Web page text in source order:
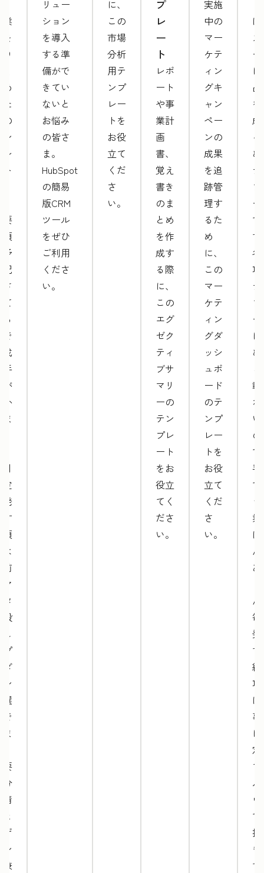
業
の
要
項
予
記
で
成
手
が
か
発
す
項
前
設
プ
ダ
選
で
要
分
情
ザ
兼
リュー
ション
を導入
する準
備がで
きてい
ないと
お悩み
の皆さ
ま。
HubSpot
の簡易
版CRM
ツール
をぜひ
ご利用
くださ
い。
に、
この
市場
分析
用テ
ンプ
レー
トを
お役
立て
くだ
さ
い。
プ
レ
ー
ト
レポ
ート
や事
業計
画
書、
覚え
書き
のま
とめ
を作
成す
る際
に、
この
エグ
ゼク
ティ
ブサ
マリ
ーの
テン
プレ
ート
をお
役立
てく
ださ
い。
実施
中の
マー
ケテ
ィン
グキ
ャン
ペー
ンの
成果
を追
跡管
理す
るた
め
に、
この
マー
ケテ
ィン
グダ
ッシ
ュボ
ード
のテ
ンプ
レー
トを
お役
立て
くだ
さ
い。
で
各
項
載
の
手
毎
発
納
項
択